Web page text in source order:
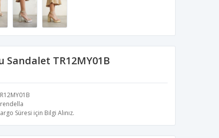
TR12MY01B
Süresi için Bilgi Alınız.